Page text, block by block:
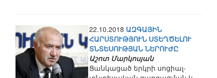
22.10.2018 ԱԶԳԱՅԻՆ
ՀԱՐՍՏՈՒԹՅՈՒՆ ՍՏԵՂԾԵԼՈՒ
ՏՆՏԵՍՈՒԹՅԱՆ ՆԵՐՈՒԺԸ
Աշոտ Մարկոսյան
Ցանկացած երկրի սոցիալ-